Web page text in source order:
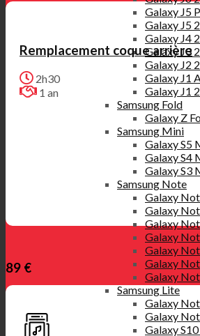
Galaxy J5
Galaxy J5
Galaxy J4
Galaxy J3
Galaxy J2
Galaxy J1
Galaxy J1
Samsung Fold
Galaxy Z
Samsung Mini
Galaxy S5
Galaxy S4
Galaxy S3
Samsung Note
Galaxy
Galaxy
Galaxy
Galaxy
Galaxy
Galaxy
Galaxy
Samsung Lite
Galaxy
Galaxy
Galaxy
Remplacement coque arrière
2h30
1 an
89 €